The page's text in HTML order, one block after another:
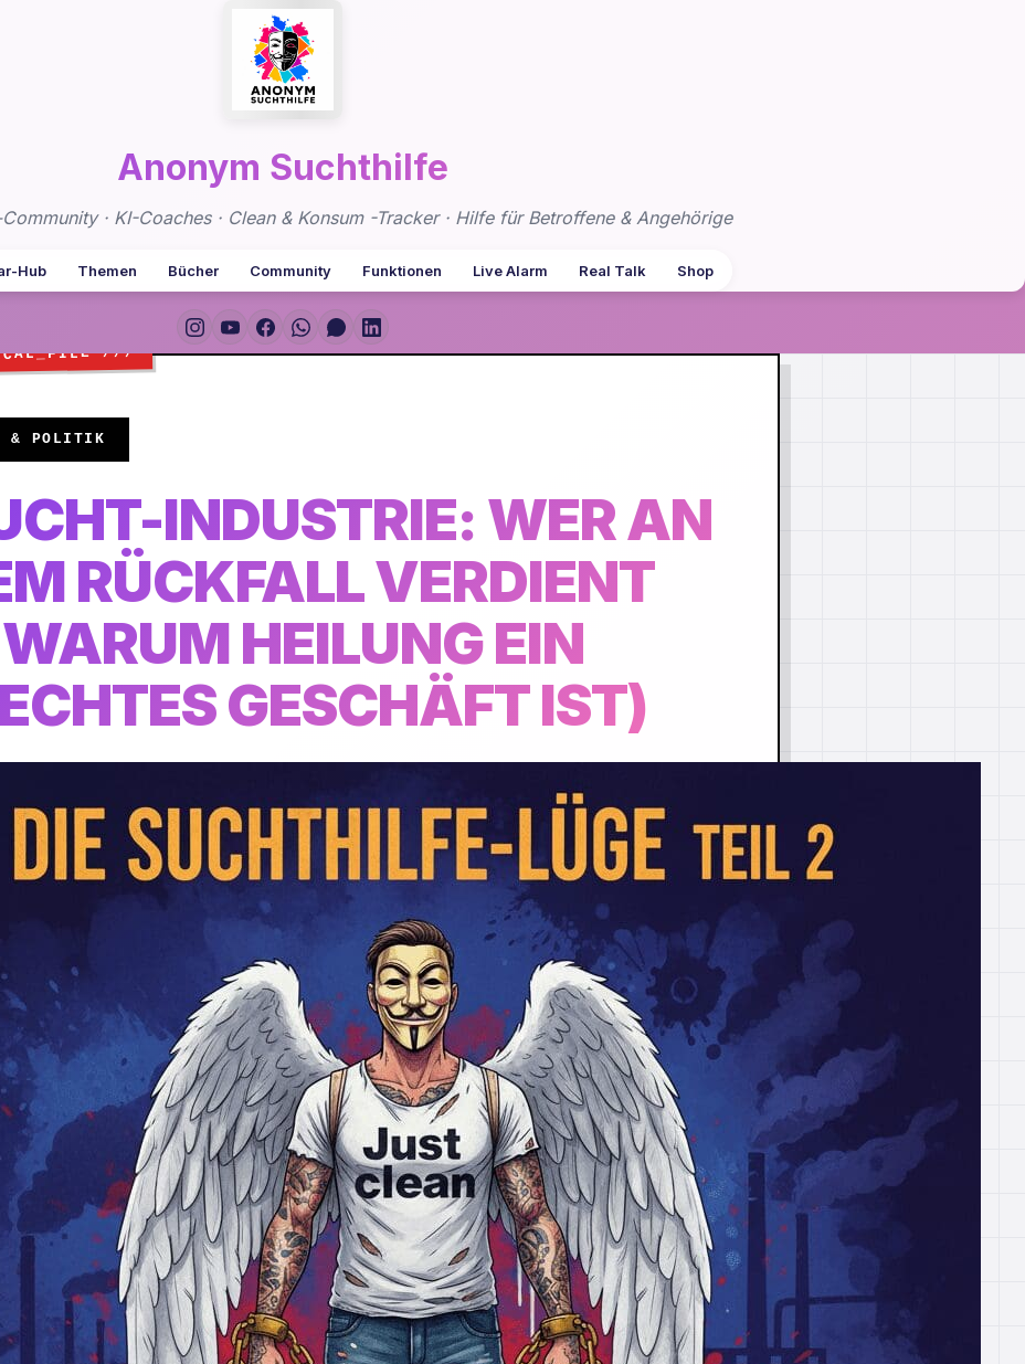
Anonym Suchthilfe
· KI-Coaches · Clean & Konsum -Tracker · Hilfe für Betroffene & Angehörige
Hub Themen Bücher Community Funktionen Live Alarm Real Talk Shop
& POLITIK
INDUSTRIE: WER AN
RÜCKFALL VERDIENT
HEILUNG EIN
GESCHÄFT IST)